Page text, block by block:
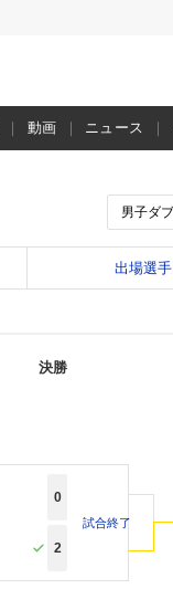
動画 ニュース
出場選手
決勝
0
2
試合終了